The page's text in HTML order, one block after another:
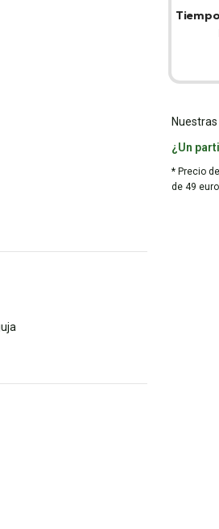
¿Un
* Precio
de 49